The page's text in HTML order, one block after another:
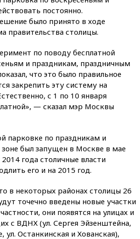
постоянно.
было принято в ходе
правительства столицы.
по поводу бесплатной
и праздникам, праздничным
что это было правильное
закрепить эту систему на
с 1 по 10 января
— сказал мэр Москвы
парковке по праздникам и
был запущен в Москве в мае
года столичные власти
его и на 2015 год.
в некоторых районах столицы 26
точечно введены новые участки
они появятся на улицах и
с ВДНХ (ул. Сергея Эйзенштейна,
Останкинская и Хованская),